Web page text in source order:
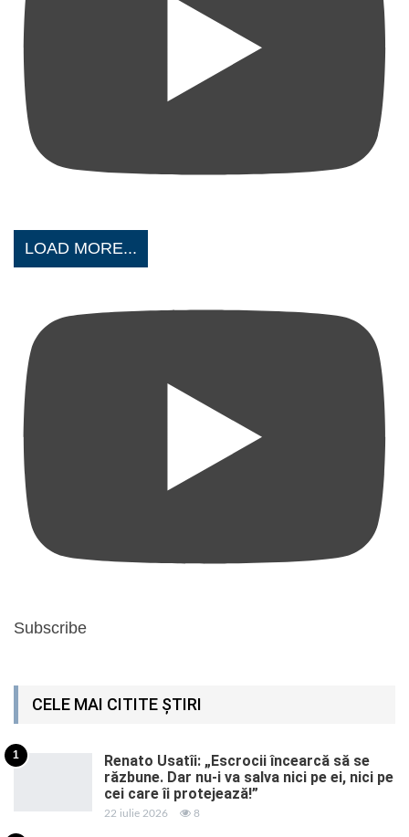
LOAD MORE...
Subscribe
CELE MAI CITITE ȘTIRI
1
Renato Usatîi: „Escrocii încearcă să se
răzbune. Dar nu-i va salva nici pe ei, nici pe
cei care îi protejează!”
22 iulie 2026 8